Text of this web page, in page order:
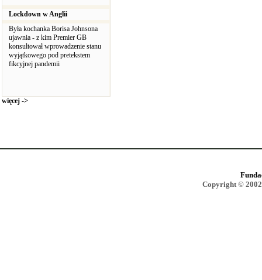
Lockdown w Anglii
Była kochanka Borisa Johnsona
ujawnia - z kim Premier GB
konsultował wprowadzenie stanu
wyjątkowego pod pretekstem
fikcyjnej pandemii
więcej ->
Copyright ©